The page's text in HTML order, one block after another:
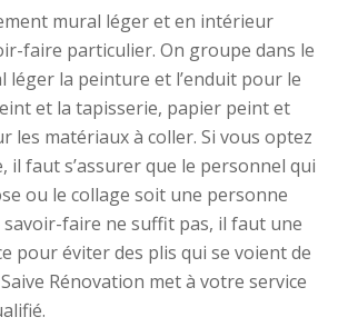
mural léger et en intérieur
faire particulier. On groupe dans le
léger la peinture et l’enduit pour le
et la tapisserie, papier peint et
les matériaux à coller. Si vous optez
il faut s’assurer que le personnel qui
ou le collage soit une personne
savoir-faire ne suffit pas, il faut une
pour éviter des plis qui se voient de
Rénovation met à votre service